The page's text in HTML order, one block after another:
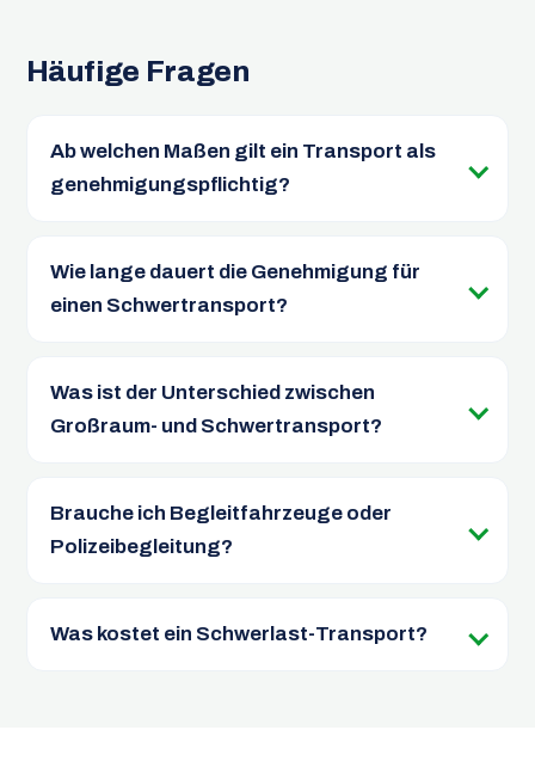
Häufige Fragen
Ab welchen Maßen gilt ein Transport als
genehmigungspflichtig?
Wie lange dauert die Genehmigung für
einen Schwertransport?
Was ist der Unterschied zwischen
Großraum- und Schwertransport?
Brauche ich Begleitfahrzeuge oder
Polizeibegleitung?
Was kostet ein Schwerlast-Transport?